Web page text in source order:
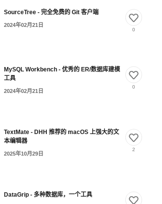
SourceTree - 完全免费的 Git 客户端
2024年02月21日
0
MySQL Workbench - 优秀的 ER/数据库建模
工具
2024年02月21日
0
TextMate - DHH 推荐的 macOS 上强大的文
本编辑器
2025年10月29日
2
DataGrip - 多种数据库，一个工具